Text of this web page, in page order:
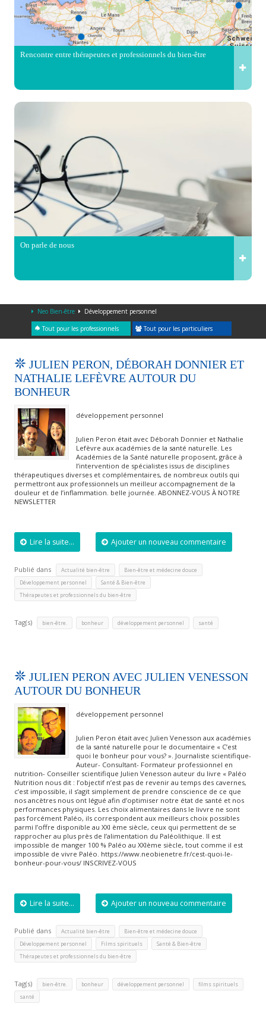
Rencontre entre thérapeutes et professionnels du bien-être
On parle de nous
Neo Bien-être Développement personnel
Tout pour les professionnels Tout pour les particuliers
JULIEN PERON, DÉBORAH DONNIER ET
NATHALIE LEFÈVRE AUTOUR DU
BONHEUR
développement personnel
Julien Peron était avec Déborah Donnier et Nathalie
Lefèvre aux académies de la santé naturelle. Les
Académies de la Santé naturelle proposent, grâce à
l’intervention de spécialistes issus de disciplines
thérapeutiques diverses et complémentaires, de nombreux outils qui
permettront aux professionnels un meilleur accompagnement de la
douleur et de l’inflammation. belle journée. ABONNEZ-VOUS À NOTRE
NEWSLETTER
Lire la suite... Ajouter un nouveau commentaire
Publié dans Actualité bien-être Bien-être et médecine douce
Développement personnel Santé & Bien-être
Thérapeutes et professionnels du bien-être
Tag(s) bien-être. bonheur développement personnel santé
JULIEN PERON AVEC JULIEN VENESSON
AUTOUR DU BONHEUR
développement personnel
Julien Peron était avec Julien Venesson aux académies
de la santé naturelle pour le documentaire « C’est
quoi le bonheur pour vous? ». Journaliste scientifique-
Auteur- Consultant- Formateur professionnel en
nutrition- Conseiller scientifique Julien Venesson auteur du livre « Paléo
Nutrition nous dit : l’objectif n’est pas de revenir au temps des cavernes,
c’est impossible, il s’agit simplement de prendre conscience de ce que
nos ancètres nous ont légué afin d’optimiser notre état de santé et nos
performances physiques. Les choix alimentaires dans le livvre ne sont
pas forcément Paléo, ils correspondent aux meilleurs choix possibles
parmi l’offre disponible au XXI ème siècle, ceux qui permettent de se
rapprocher au plus près de l’alimentation du Paléolithique. Il est
impossible de manger 100 % Paléo au XXIème siècle, tout comme il est
impossible de vivre Paléo. https://www.neobienetre.fr/cest-quoi-le-
bonheur-pour-vous/ INSCRIVEZ-VOUS
Lire la suite... Ajouter un nouveau commentaire
Publié dans Actualité bien-être Bien-être et médecine douce
Développement personnel Films spirituels Santé & Bien-être
Thérapeutes et professionnels du bien-être
Tag(s) bien-être. bonheur développement personnel films spirituels
santé